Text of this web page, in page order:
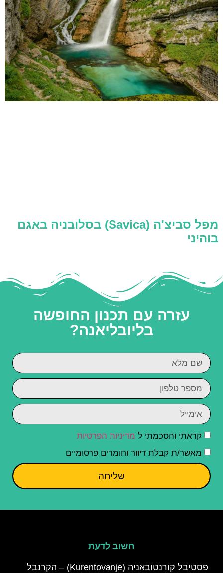
מפל סביצ'ה (Savica) בסלובניה באגם
בוהיני
עזרה עם תכנון החופשה
בליובליאנה?
קראתי והסכמתי ל מדיניות הפרטיות
מאשר/ת קבלת דיוור וחומרים פרסומיים
שליחה
חשוב לדעת
פסטיבל קורנטובאניה (Kurentovanje) – הקרנבל